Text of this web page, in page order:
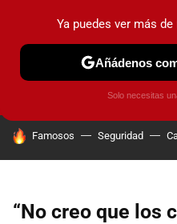
PRUEBAS COCHES
HOY SE HABLA DE
Famosos Seguridad
“No creo que los
Ya puedes ver más
Añádenos
Solo necesitas